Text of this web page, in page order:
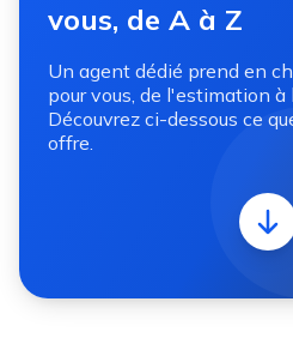
vous, de A à Z
Un agent dédié prend en
pour vous, de l'estimation à
Découvrez ci-dessous ce
offre.